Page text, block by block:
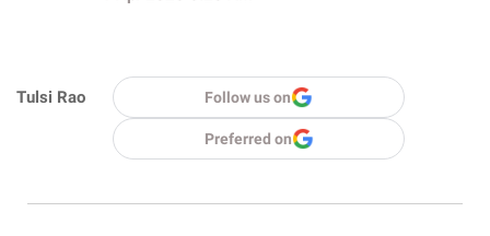
Tulsi Rao Follow us on
Preferred on